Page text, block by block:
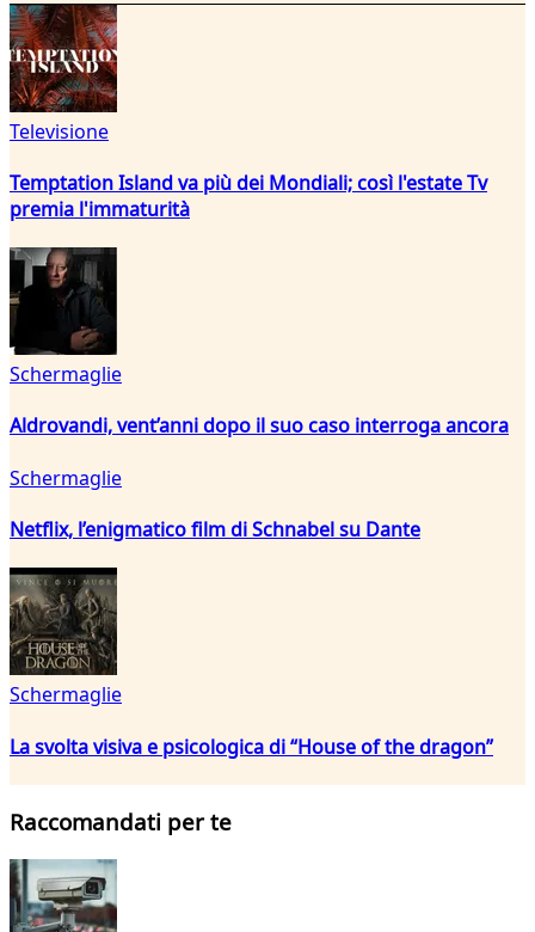
Televisione
Temptation Island va più dei Mondiali; così l'estate Tv
premia l'immaturità
Schermaglie
Aldrovandi, vent’anni dopo il suo caso interroga ancora
Schermaglie
Netflix, l’enigmatico film di Schnabel su Dante
Schermaglie
La svolta visiva e psicologica di “House of the dragon”
Raccomandati per te